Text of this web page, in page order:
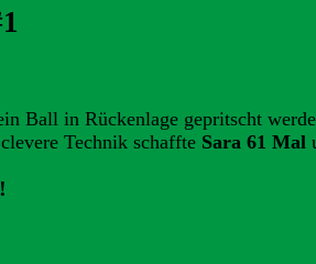
Ball in Rückenlage gepritscht
Technik schaffte Sara 61 Mal